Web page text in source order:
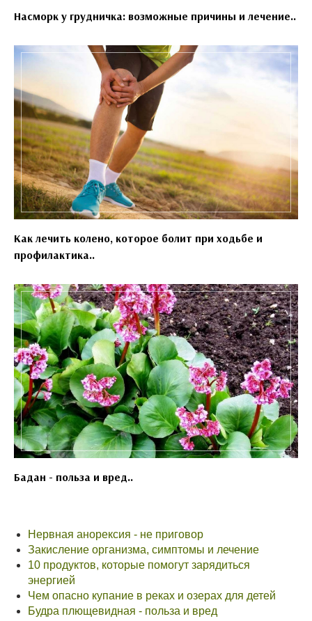
Насморк у грудничка: возможные причины и лечение..
Как лечить колено, которое болит при ходьбе и
профилактика..
Бадан - польза и вред..
Нервная анорексия - не приговор
Закисление организма, симптомы и лечение
10 продуктов, которые помогут зарядиться
энергией
Чем опасно купание в реках и озерах для детей
Будра плющевидная - польза и вред